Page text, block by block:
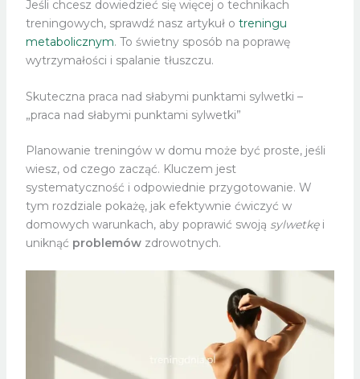
Jeśli chcesz dowiedzieć się więcej o technikach
treningowych, sprawdź nasz artykuł o treningu
metabolicznym. To świetny sposób na poprawę
wytrzymałości i spalanie tłuszczu.
Skuteczna praca nad słabymi punktami sylwetki –
„praca nad słabymi punktami sylwetki”
Planowanie treningów w domu może być proste, jeśli
wiesz, od czego zacząć. Kluczem jest
systematyczność i odpowiednie przygotowanie. W
tym rozdziale pokażę, jak efektywnie ćwiczyć w
domowych warunkach, aby poprawić swoją sylwetkęi
uniknąć problemówzdrowotnych.